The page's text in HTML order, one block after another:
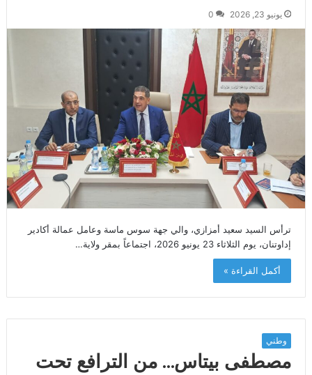
يونيو 23, 2026 0
ترأس السيد سعيد أمزازي، والي جهة سوس ماسة وعامل عمالة أكادير
إداوتنان، يوم الثلاثاء 23 يونيو 2026، اجتماعاً بمقر ولاية…
أكمل القراءة »
وطني
مصطفى بيتاس… من الترافع تحت